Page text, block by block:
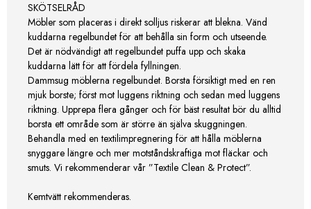
SKÖTSELRÅD
Möbler som placeras i direkt solljus riskerar att blekna. Vänd
kuddarna regelbundet för att behålla sin form och utseende.
Det är nödvändigt att regelbundet puffa upp och skaka
kuddarna lätt för att fördela fyllningen.
Dammsug möblerna regelbundet. Borsta försiktigt med en ren
mjuk borste; först mot luggens riktning och sedan med luggens
riktning. Upprepa flera gånger och för bäst resultat bör du alltid
borsta ett område som är större än själva skuggningen.
Behandla med en textilimpregnering för att hålla möblerna
snyggare längre och mer motståndskraftiga mot fläckar och
smuts. Vi rekommenderar vår ”Textile Clean & Protect”.
Kemtvätt rekommenderas.